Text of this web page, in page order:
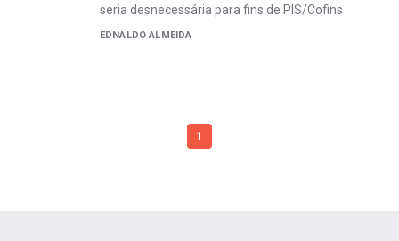
seria desnecessária para fins de PIS/Cofins
EDNALDO ALMEIDA
1